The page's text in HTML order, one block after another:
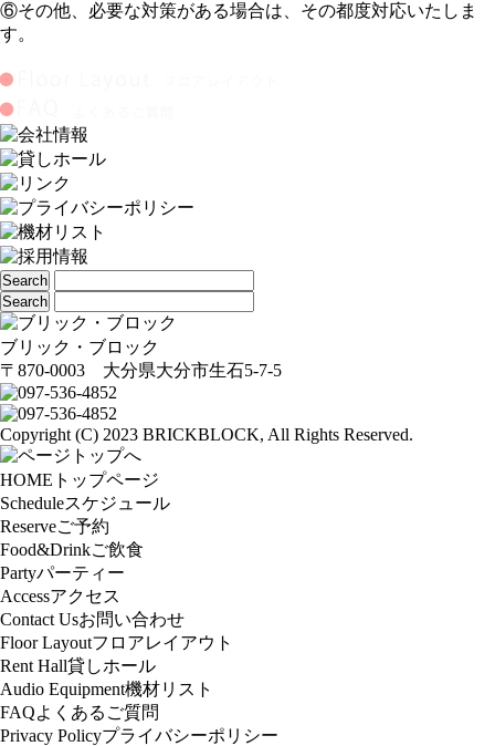
⑥その他、必要な対策がある場合は、その都度対応いたしま
す。
ブリック・ブロック
〒870-0003 大分県大分市生石5-7-5
Copyright (C) 2023 BRICKBLOCK, All Rights Reserved.
HOME トップページ
Scheduleスケジュール
Reserveご予約
Food&Drinkご飲食
Partyパーティー
Accessアクセス
Contact Usお問い合わせ
Floor Layoutフロアレイアウト
Rent Hall貸しホール
Audio Equipment機材リスト
FAQよくあるご質問
Privacy Policyプライバシーポリシー